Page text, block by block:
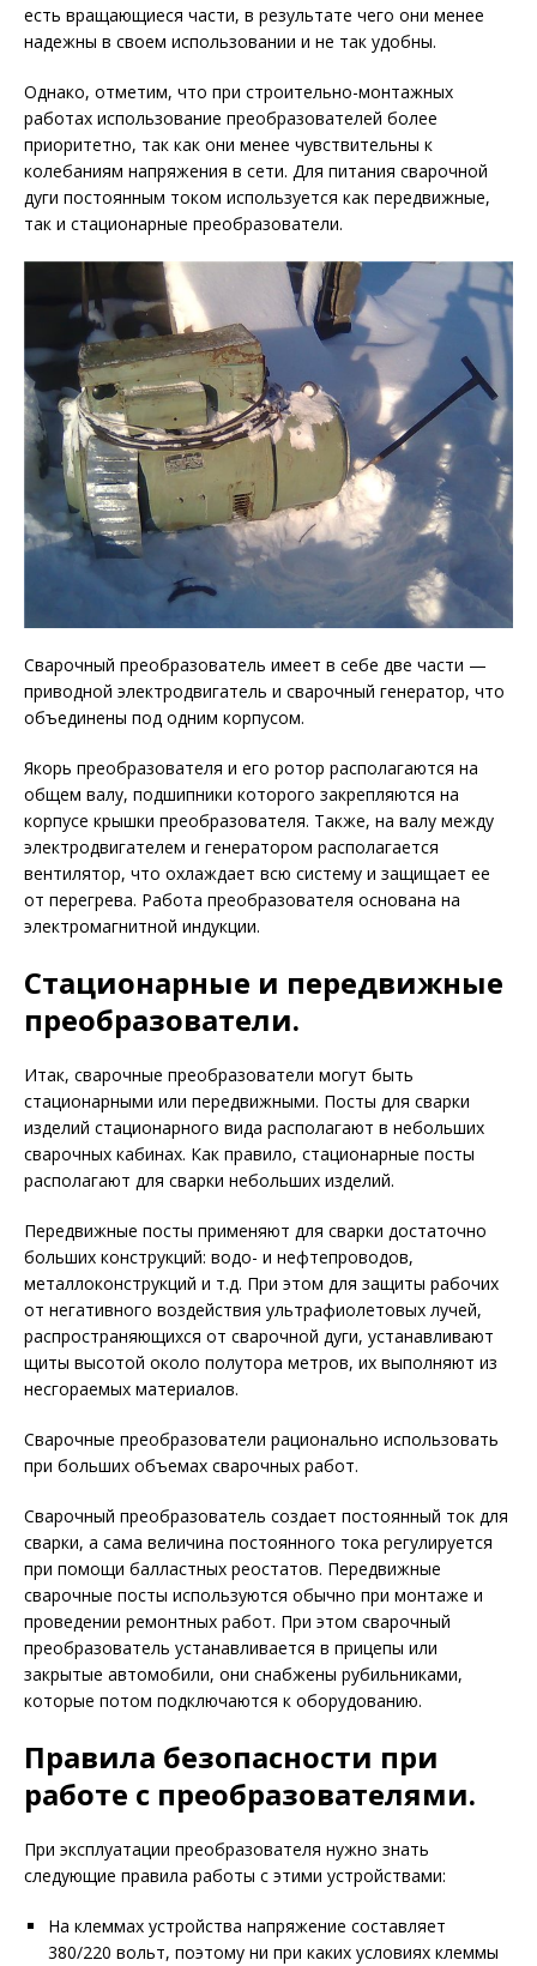
есть вращающиеся части, в результате чего они менее
надежны в своем использовании и не так удобны.
Однако, отметим, что при строительно-монтажных
работах использование преобразователей более
приоритетно, так как они менее чувствительны к
колебаниям напряжения в сети. Для питания сварочной
дуги постоянным током используется как передвижные,
так и стационарные преобразователи.
Сварочный преобразователь имеет в себе две части —
приводной электродвигатель и сварочный генератор, что
объединены под одним корпусом.
Якорь преобразователя и его ротор располагаются на
общем валу, подшипники которого закрепляются на
корпусе крышки преобразователя. Также, на валу между
электродвигателем и генератором располагается
вентилятор, что охлаждает всю систему и защищает ее
от перегрева. Работа преобразователя основана на
электромагнитной индукции.
Стационарные и передвижные
преобразователи.
Итак, сварочные преобразователи могут быть
стационарными или передвижными. Посты для сварки
изделий стационарного вида располагают в небольших
сварочных кабинах. Как правило, стационарные посты
располагают для сварки небольших изделий.
Передвижные посты применяют для сварки достаточно
больших конструкций: водо- и нефтепроводов,
металлоконструкций и т.д. При этом для защиты рабочих
от негативного воздействия ультрафиолетовых лучей,
распространяющихся от сварочной дуги, устанавливают
щиты высотой около полутора метров, их выполняют из
несгораемых материалов.
Сварочные преобразователи рационально использовать
при больших объемах сварочных работ.
Сварочный преобразователь создает постоянный ток для
сварки, а сама величина постоянного тока регулируется
при помощи балластных реостатов. Передвижные
сварочные посты используются обычно при монтаже и
проведении ремонтных работ. При этом сварочный
преобразователь устанавливается в прицепы или
закрытые автомобили, они снабжены рубильниками,
которые потом подключаются к оборудованию.
Правила безопасности при
работе с преобразователями.
При эксплуатации преобразователя нужно знать
следующие правила работы с этими устройствами:
На клеммах устройства напряжение составляет
380/220 вольт, поэтому ни при каких условиях клеммы